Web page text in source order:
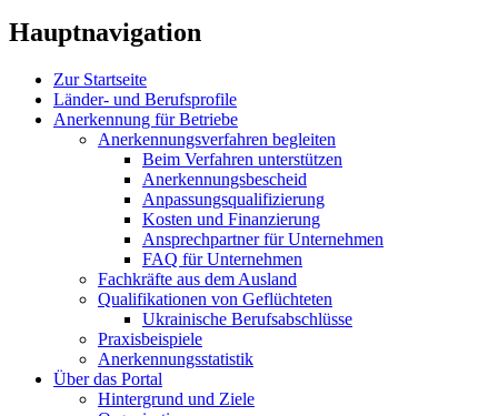
Hauptnavigation
Zur Startseite
Länder- und Berufsprofile
Anerkennung für Betriebe
Anerkennungsverfahren begleiten
Beim Verfahren unterstützen
Anerkennungsbescheid
Anpassungsqualifizierung
Kosten und Finanzierung
Ansprechpartner für Unternehmen
FAQ für Unternehmen
Fachkräfte aus dem Ausland
Qualifikationen von Geflüchteten
Ukrainische Berufsabschlüsse
Praxisbeispiele
Anerkennungsstatistik
Über das Portal
Hintergrund und Ziele